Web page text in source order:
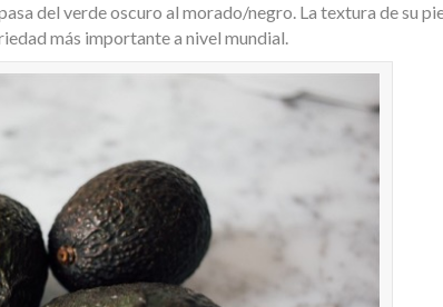
del verde oscuro al morado/negro. La textura de su
más importante a nivel mundial.